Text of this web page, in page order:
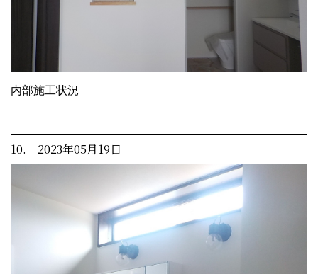
内部施工状況
10. 2023年05月19日